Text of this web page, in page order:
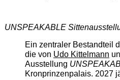
UNSPEAKABLE
Ein zentraler Bestandteil
die von Udo Kittelmann
Ausstellung
Kronprinzenpalais. 2027